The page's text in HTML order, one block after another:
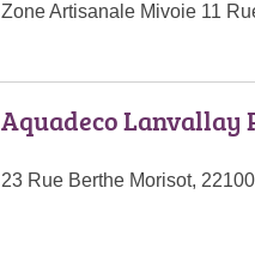
Zone Artisanale Mivoie 11
Aquadeco Lanvallay
23 Rue Berthe Morisot,